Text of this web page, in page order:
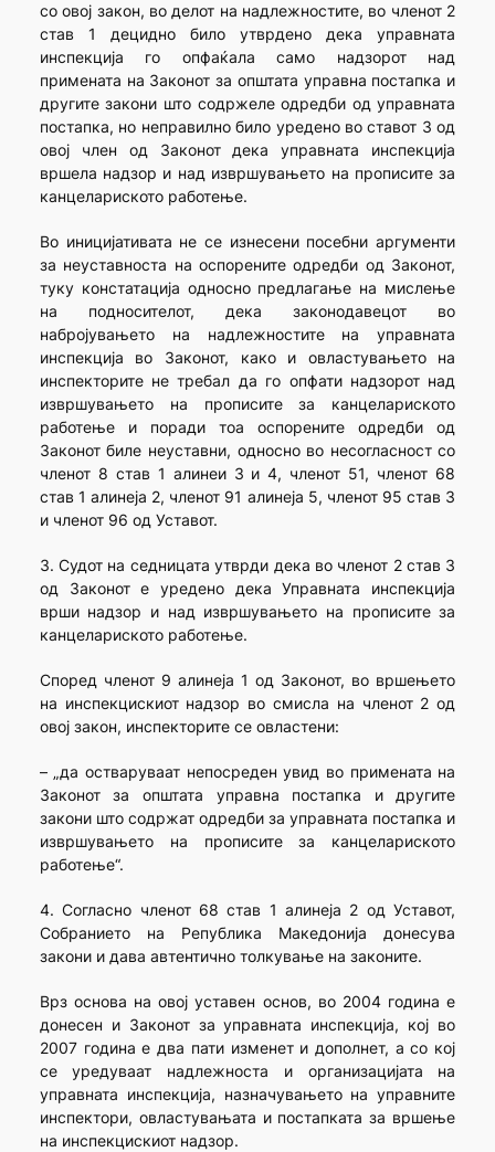
со овој закон, во делот на надлежностите, во членот 2
став 1 децидно било утврдено дека управната
инспекција го опфаќала само надзорот над
примената на Законот за општата управна постапка и
другите закони што содржеле одредби од управната
постапка, но неправилно било уредено во ставот 3 од
овој член од Законот дека управната инспекција
вршела надзор и над извршувањето на прописите за
канцелариското работење.
Во иницијативата не се изнесени посебни аргументи
за неуставноста на оспорените одредби од Законот,
туку констатација односно предлагање на мислење
на подносителот, дека законодавецот во
набројувањето на надлежностите на управната
инспекција во Законот, како и овластувањето на
инспекторите не требал да го опфати надзорот над
извршувањето на прописите за канцелариското
работење и поради тоа оспорените одредби од
Законот биле неуставни, односно во несогласност со
членот 8 став 1 алинеи 3 и 4, членот 51, членот 68
став 1 алинеја 2, членот 91 алинеја 5, членот 95 став 3
и членот 96 од Уставот.
3. Судот на седницата утврди дека во членот 2 став 3
од Законот е уредено дека Управната инспекција
врши надзор и над извршувањето на прописите за
канцелариското работење.
Според членот 9 алинеја 1 од Законот, во вршењето
на инспекцискиот надзор во смисла на членот 2 од
овој закон, инспекторите се овластени:
– „да остваруваат непосреден увид во примената на
Законот за општата управна постапка и другите
закони што содржат одредби за управната постапка и
извршувањето на прописите за канцелариското
работење“.
4. Согласно членот 68 став 1 алинеја 2 од Уставот,
Собранието на Република Македонија донесува
закони и дава автентично толкување на законите.
Врз основа на овој уставен основ, во 2004 година е
донесен и Законот за управната инспекција, кој во
2007 година е два пати изменет и дополнет, а со кој
се уредуваат надлежноста и организацијата на
управната инспекција, назначувањето на управните
инспектори, овластувањата и постапката за вршење
на инспекцискиот надзор.